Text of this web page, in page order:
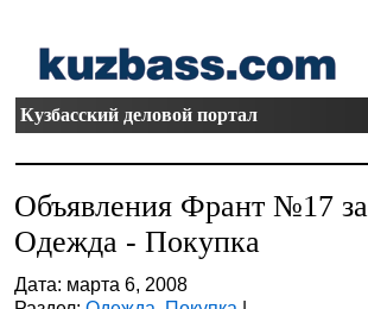
Кузбасский деловой портал
Объявления Франт №17
Одежда - Покупка
Дата: марта 6, 2008